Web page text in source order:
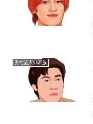
男性芸人の家族